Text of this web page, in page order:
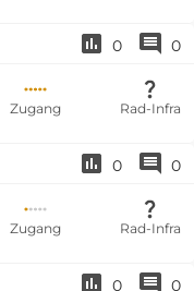
0 0
Zugang Rad-Infra
0 0
Zugang Rad-Infra
0 0